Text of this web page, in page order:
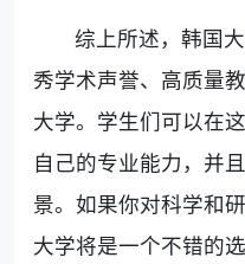
综上所述，韩国
秀学术声誉、高质量
大学。学生们可以在
自己的专业能力，并
景。如果你对科学和
大学将是一个不错的选